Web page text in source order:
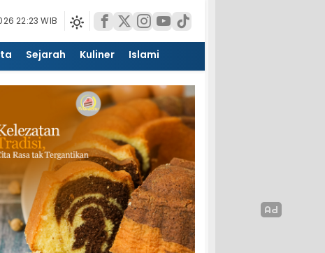
22:23 WIB
Sejarah Kuliner Islami